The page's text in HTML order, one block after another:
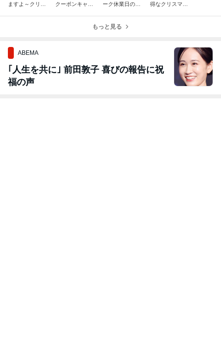
ますよ～クリス
クーポンキャン
ーク休業日のご
得なクリスマス
もっと見る
ABEMA
｢人生を共に｣ 前田敦子 喜びの報告に祝
福の声